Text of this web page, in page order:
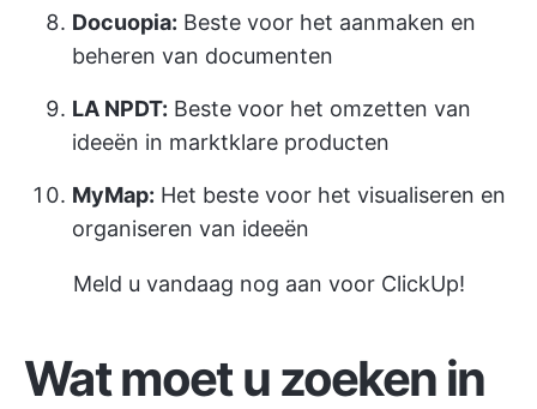
Docuopia: Beste voor het aanmaken en
beheren van documenten
LA NPDT: Beste voor het omzetten van
ideeën in marktklare producten
MyMap: Het beste voor het visualiseren en
organiseren van ideeën
Meld u vandaag nog aan voor ClickUp!
Wat moet u zoeken in